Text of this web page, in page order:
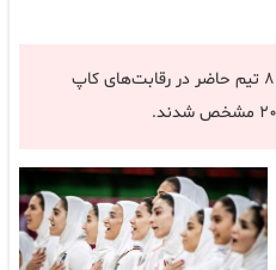
با اعلام دفتر منطقه‌ای فیبا آسیا، ۸ تیم حاضر در رقابت‌های کاپ